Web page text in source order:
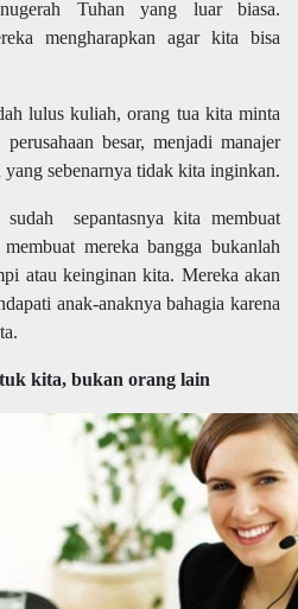
Tuhan yang luar biasa.
mengharapkan agar kita bisa
lulus kuliah, orang tua kita minta
besar, menjadi manajer
yang sebenarnya tidak kita inginkan.
sepantasnya kita membuat
mereka bangga bukanlah
atau keinginan kita. Mereka akan
anak-anaknya bahagia karena
kita, bukan orang lain